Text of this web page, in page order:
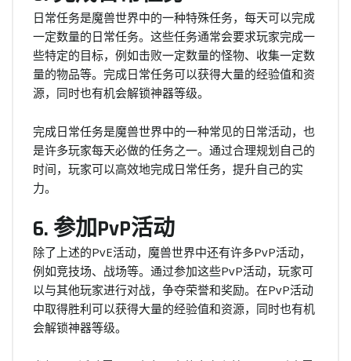
日常任务是魔兽世界中的一种特殊任务，每天可以完成
一定数量的日常任务。这些任务通常会要求玩家完成一
些特定的目标，例如击败一定数量的怪物、收集一定数
量的物品等。完成日常任务可以获得大量的经验值和资
源，同时也有机会解锁神器等级。
完成日常任务是魔兽世界中的一种常见的日常活动，也
是许多玩家每天必做的任务之一。通过合理规划自己的
时间，玩家可以高效地完成日常任务，提升自己的实
力。
6. 参加PvP活动
除了上述的PvE活动，魔兽世界中还有许多PvP活动，
例如竞技场、战场等。通过参加这些PvP活动，玩家可
以与其他玩家进行对战，争夺荣誉和奖励。在PvP活动
中取得胜利可以获得大量的经验值和资源，同时也有机
会解锁神器等级。